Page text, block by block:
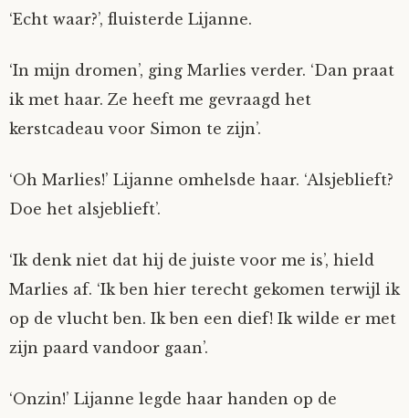
‘Echt waar?’, fluisterde Lijanne.
‘In mijn dromen’, ging Marlies verder. ‘Dan praat
ik met haar. Ze heeft me gevraagd het
kerstcadeau voor Simon te zijn’.
‘Oh Marlies!’ Lijanne omhelsde haar. ‘Alsjeblieft?
Doe het alsjeblieft’.
‘Ik denk niet dat hij de juiste voor me is’, hield
Marlies af. ‘Ik ben hier terecht gekomen terwijl ik
op de vlucht ben. Ik ben een dief! Ik wilde er met
zijn paard vandoor gaan’.
‘Onzin!’ Lijanne legde haar handen op de